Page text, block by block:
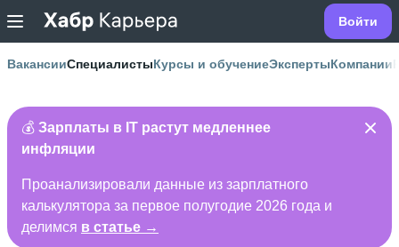
Войти
ВакансииСпециалистыКурсы и обучениеЭкспертыКомпании
💰 Зарплаты в IT растут медленнее
инфляции
Проанализировали данные из зарплатного
калькулятора за первое полугодие 2026 года и
делимся в статье →